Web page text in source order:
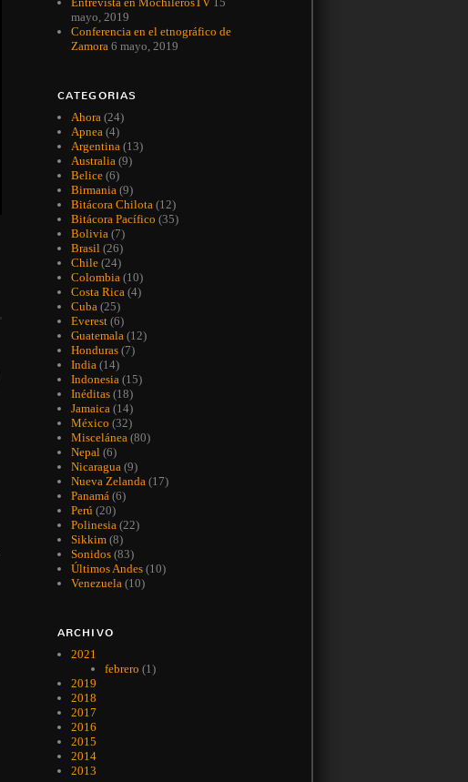
mayo, 2019
Conferencia en el etnográfico de
Zamora 6 mayo, 2019
CATEGORIAS
Ahora(24)
Apnea(4)
Argentina(13)
Australia(9)
Belice(6)
Birmania(9)
Bitácora Chilota(12)
Bitácora Pacífico (35)
Bolivia(7)
Brasil(26)
Chile(24)
Colombia(10)
Costa Rica(4)
Cuba(25)
Everest(6)
Guatemala(12)
Honduras(7)
India(14)
Indonesia(15)
Inéditas(18)
Jamaica(14)
México (32)
Miscelánea(80)
Nepal(6)
Nicaragua(9)
Nueva Zelanda(17)
Panamá(6)
Perú (20)
Polinesia(22)
Sikkim(8)
Sonidos(83)
Últimos Andes(10)
Venezuela(10)
ARCHIVO
2021
febrero (1)
2019
2018
2017
2016
2015
2014
2013